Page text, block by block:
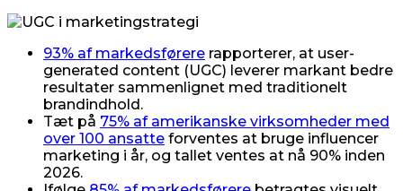
93% af markedsførere rapporterer, at user-
generated content (UGC) leverer markant bedre
resultater sammenlignet med traditionelt
brandindhold.
Tæt på 75% af amerikanske virksomheder med
over 100 ansatte forventes at bruge influencer
marketing i år, og tallet ventes at nå 90% inden
2026.